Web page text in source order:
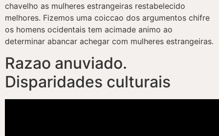
chavelho as mulheres estrangeiras restabelecido
melhores. Fizemos uma coiccao dos argumentos chifre
os homens ocidentais tem acimade animo ao
determinar abancar achegar com mulheres estrangeiras.
Razao anuviado.
Disparidades culturais